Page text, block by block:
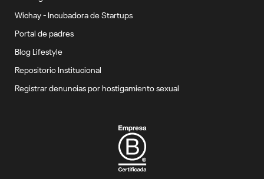
Wichay - Incubadora de Startups
Portal de padres
Blog Lifestyle
Repositorio Institucional
Registrar denuncias por hostigamiento sexual